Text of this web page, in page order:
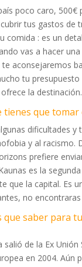
poco caro, 500€
tus gastos de
comida : es un
vas a hacer una
aconsejaremos
tu
la destinación.
tienes que tomar
dificultades y
y al racismo.
prefiere
es la
que la capital. Es
no
que saber para
salió de la Ex Unión
en 2004. Aún